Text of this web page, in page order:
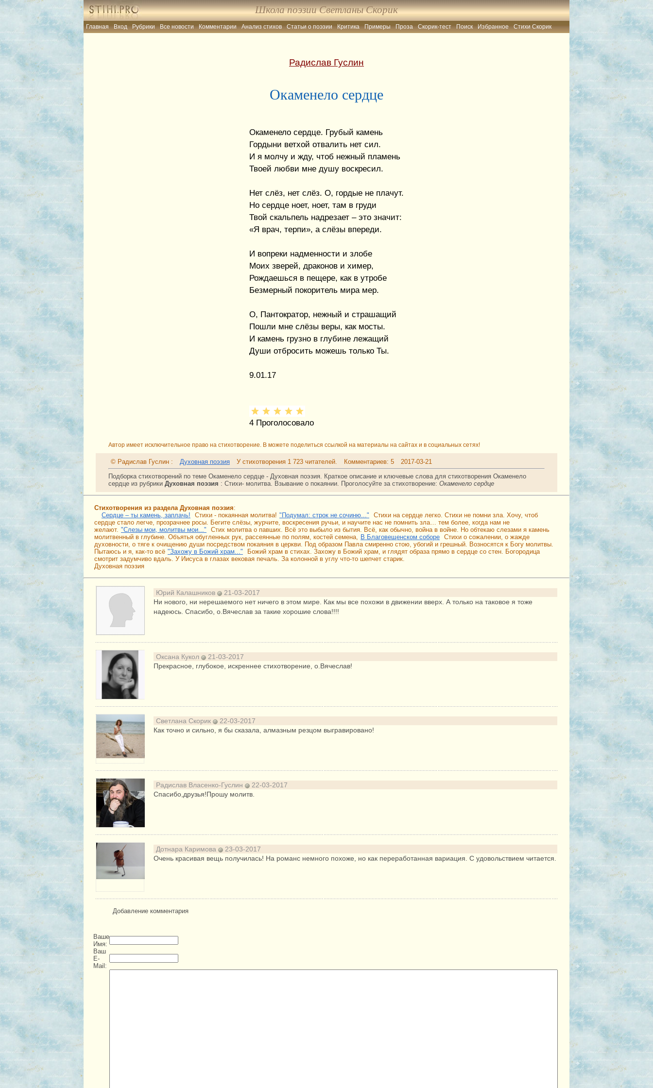
Школа поэзии Светланы Скорик
Главная Вход Рубрики Все новости Комментарии Анализ стихов Статьи о поэзии Критика Примеры Проза Скорик-тест Поиск Избранное Стихи Скорик
Радислав Гуслин
Окаменело сердце
Окаменело сердце. Грубый камень
Гордыни ветхой отвалить нет сил.
И я молчу и жду, чтоб нежный пламень
Твоей любви мне душу воскресил.
Нет слёз, нет слёз. О, гордые не плачут.
Но сердце ноет, ноет, там в груди
Твой скальпель надрезает – это значит:
«Я врач, терпи», а слёзы впереди.
И вопреки надменности и злобе
Моих зверей, драконов и химер,
Рождаешься в пещере, как в утробе
Безмерный покоритель мира мер.
О, Пантократор, нежный и страшащий
Пошли мне слёзы веры, как мосты.
И камень грузно в глубине лежащий
Души отбросить можешь только Ты.
9.01.17
4 Проголосовало
Автор имеет исключительное право на стихотворение. В можете поделиться ссылкой на материалы на сайтах и в социальных сетях!
© Радислав Гуслин : Духовная поэзия У стихотворения 1 723 читателей. Комментариев: 5
2017-03-21
Подборка стихотворений по теме Окаменело сердце - Духовная поэзия. Краткое описание и ключевые слова для стихотворения Окаменело
сердце из рубрики Духовная поэзия : Стихи- молитва. Взывание о покаянии. Проголосуйте за стихотворение: Окаменело сердце
Стихотворения из раздела Духовная поэзия:
Сердце – ты камень, заплачь!
Стихи - покаянная молитва! "Подумал: строк не сочиню..."
Стихи на сердце легко. Стихи не помни зла. Хочу, чтоб
сердце стало легче, прозрачнее росы. Бегите слёзы, журчите, воскресения ручьи, и научите нас не помнить зла… тем более, когда нам не
желают. "Слезы мои, молитвы мои..."
Стих молитва о павших. Всё это выбыло из бытия. Всё, как обычно, война в войне. Но обтекаю слезами я камень
молитвенный в глубине. Объятья обугленных рук, рассеянные по полям, костей семена,
В Благовещенском соборе Стихи о сожалении, о жажде
духовности, о тяге к очищению души посредством покаяния в церкви. Под образом Павла смиренно стою, убогий и грешный. Возносятся к Богу молитвы.
Пытаюсь и я, как-то всё "Захожу в Божий храм..."
Божий храм в стихах. Захожу в Божий храм, и глядят образа прямо в сердце со стен. Богородица
смотрит задумчиво вдаль. У Иисуса в глазах вековая печаль. За колонной в углу что-то шепчет старик.
Духовная поэзия
Юрий Калашников
21-03-2017
Ни нового, ни нерешаемого нет ничего в этом мире. Как мы все похожи в движении вверх. А только на таковое я тоже
надеюсь. Спасибо, о.Вячеслав за такие хорошие слова!!!!
Оксана Кукол
21-03-2017
Прекрасное, глубокое, искреннее стихотворение, о.Вячеслав!
Светлана Скорик
22-03-2017
Как точно и сильно, я бы сказала, алмазным резцом выгравировано!
Радислав Власенко-Гуслин
22-03-2017
Спасибо,друзья!Прошу молитв.
Дотнара Каримова
23-03-2017
Очень красивая вещь получилась! На романс немного похоже, но как переработанная вариация. С удовольствием читается.
Добавление комментария
Ваше
Имя:
Ваш
E-
Mail: